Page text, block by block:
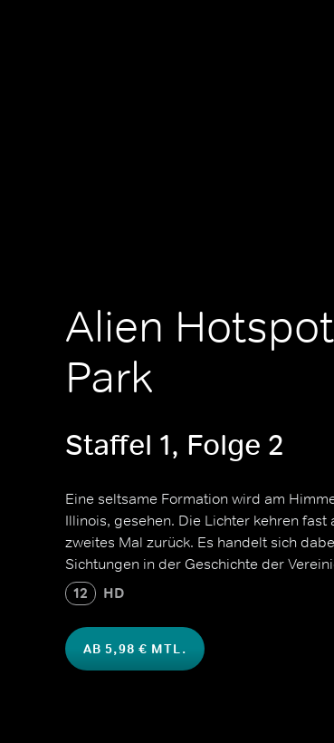
Alien
Park
Staffel 1, Folge 2
Eine seltsame Formation wird am
Illinois, gesehen. Die Lichter kehren
zweites Mal zurück. Es handelt sich
Sichtungen in der Geschichte der
12 HD
AB 5,98 € MTL.